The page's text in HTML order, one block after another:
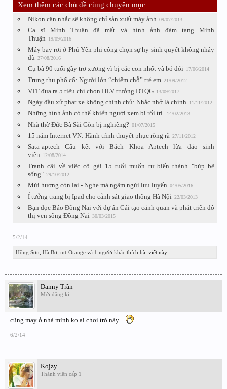
Xem thêm các chủ đề cùng chuyên mục
Nikon cân nhắc sẽ không chỉ sản xuất máy ảnh 09/07/2013
Ca sĩ Minh Thuận đã mất và hình ảnh đám tang Minh
Thuận
19/09/2016
Máy bay rơi ở Phú Yên phi công chọn sự hy sinh quyết không nhảy
dù 27/08/2016
Cụ bà 90 tuổi gầy trơ xương vì bị các con nhốt và bỏ đói 17/06/2014
Trung thu phố cổ: Người lớn “chiếm chỗ” trẻ em 21/09/2012
VFF đưa ra 5 tiêu chí chọn HLV trưởng ĐTQG 13/09/2017
Ngày đầu xử phạt xe không chính chủ: Nhắc nhở là chính 11/11/2012
Những hình ảnh có thể khiến người xem bị rối trí. 14/02/2013
Nhà thờ Đức Bà Sài Gòn bị nghiêng? 01/07/2015
15 năm Internet VN: Hành trình thuyết phục ròng rã 27/11/2012
Sata-aptech Cấu kết với Bách Khoa Aptech lừa đảo sinh
viên
12/08/2014
Tranh cãi về việc cô gái 15 tuổi muốn tự biến thành "búp bê
sống" 29/10/2012
Mùi hương còn lại - Nghe mà ngậm ngùi lưu luyến 04/05/2016
Í tưởng trang bị Ipad cho cảnh sát giao thông Hà Nội 22/03/2013
Bạn đọc Báo Đồng Nai với dự án Cải tạo cảnh quan và phát triển đô
thị ven sông Đồng Nai 30/03/2015
5/2/14
Hồng Sơn Hà Bơ mt-Orange và 1 người khác thích bài viết này.
Danny Trần
Mới đăng kí
cũng may ở nhà mình ko ai chơi trò này
6/2/14
Kojzy
Thành viên cấp 1